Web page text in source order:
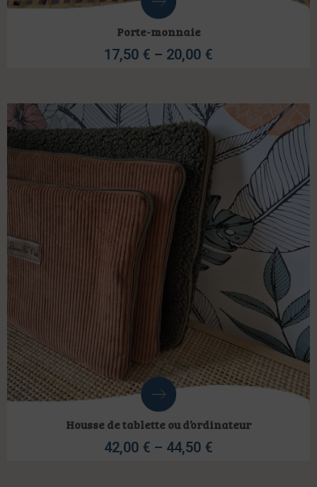
Porte-monnaie
17,50 € – 20,00 €
Housse de tablette ou d’ordinateur
42,00 € – 44,50 €